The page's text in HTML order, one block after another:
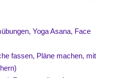
Yoga Asana, Face
fassen, Pläne machen, mit